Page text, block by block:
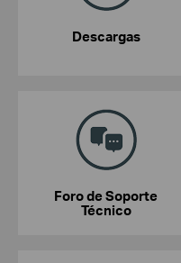
Descargas
Foro de Soporte
Técnico